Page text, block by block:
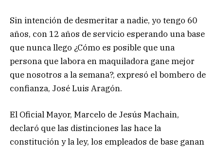
Sin intención de desmeritar a nadie, yo tengo 60
años, con 12 años de servicio esperando una base
que nunca llego ¿Cómo es posible que una
persona que labora en maquiladora gane mejor
que nosotros a la semana?, expresó el bombero de
confianza, José Luis Aragón.
El Oficial Mayor, Marcelo de Jesús Machain,
declaró que las distinciones las hace la
constitución y la ley, los empleados de base ganan